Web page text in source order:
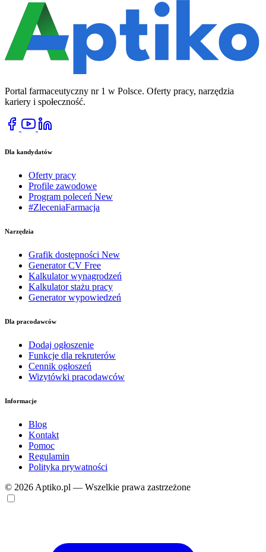
Portal farmaceutyczny nr 1 w Polsce. Oferty pracy, narzędzia
kariery i społeczność.
Dla kandydatów
Oferty pracy
Profile zawodowe
Program poleceń New
#ZleceniaFarmacja
Narzędzia
Grafik dostępności New
Generator CV Free
Kalkulator wynagrodzeń
Kalkulator stażu pracy
Generator wypowiedzeń
Dla pracodawców
Dodaj ogłoszenie
Funkcje dla rekruterów
Cennik ogłoszeń
Wizytówki pracodawców
Informacje
Blog
Kontakt
Pomoc
Regulamin
Polityka prywatności
© 2026 Aptiko.pl — Wszelkie prawa zastrzeżone